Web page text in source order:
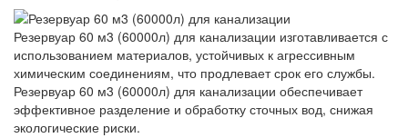
Резервуар 60 м3 (60000л) для канализации изготавливается с
использованием материалов, устойчивых к агрессивным
химическим соединениям, что продлевает срок его службы.
Резервуар 60 м3 (60000л) для канализации обеспечивает
эффективное разделение и обработку сточных вод, снижая
экологические риски.